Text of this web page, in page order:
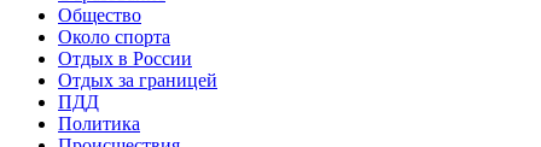
Общество
Около спорта
Отдых в России
Отдых за границей
ПДД
Политика